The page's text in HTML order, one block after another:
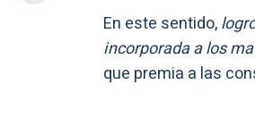
En este sentido,
incorporada a los
que premia a las